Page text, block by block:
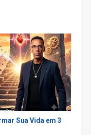
Sua Vida em 3